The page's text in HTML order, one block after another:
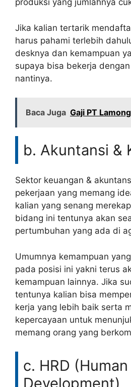
produksi yang jumlahnya
Jika kalian tertarik
harus pahami terlebih
desknya dan kemampuan
supaya bisa bekerja
nantinya.
Baca Juga Gaji PT
b. Akuntansi &
Sektor keuangan &
pekerjaan yang memang
kalian yang senang
bidang ini tentunya akan
pertumbuhan yang ada di
Umumnya kemampuan
pada posisi ini yakni terus
kemampuan lainnya. Jika
tentunya kalian bisa
kerja yang lebih baik serta
kepercayaan untuk
memang orang yang
c. HRD
Development)